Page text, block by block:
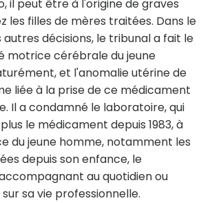
il peut être à l'origine de graves
les filles de mères traitées. Dans le
autres décisions, le tribunal a fait le
motrice cérébrale du jeune
et l'anomalie utérine de
liée à la prise de ce médicament
Il a condamné le laboratoire, qui
le médicament depuis 1983, à
du jeune homme, notamment les
depuis son enfance, le
au quotidien ou
sa vie professionnelle.